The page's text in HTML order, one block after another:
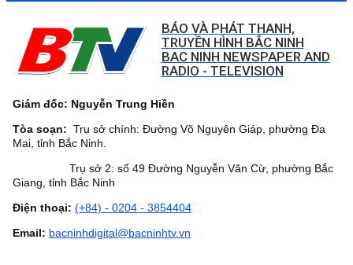
BÁO VÀ PHÁT THANH,
TRUYỀN HÌNH BẮC NINH
BAC NINH NEWSPAPER AND
RADIO - TELEVISION
Giám đốc: Nguyễn Trung Hiền
Tòa soạn: Trụ sở chính: Đường Võ Nguyên Giáp, phường Đa
Mai, tỉnh Bắc Ninh.
Trụ sở 2: số 49 Đường Nguyễn Văn Cừ, phường Bắc
Giang, tỉnh Bắc Ninh
Điện thoại: (+84) - 0204 - 3854404
Email: bacninhdigital@bacninhtv.vn